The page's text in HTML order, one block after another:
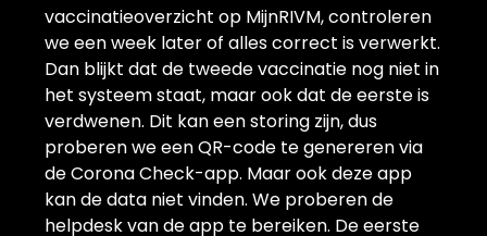
vaccinatieoverzicht op MijnRIVM, controleren
we een week later of alles correct is verwerkt.
Dan blijkt dat de tweede vaccinatie nog niet in
het systeem staat, maar ook dat de eerste is
verdwenen. Dit kan een storing zijn, dus
proberen we een QR-code te genereren via
de Corona Check-app. Maar ook deze app
kan de data niet vinden. We proberen de
helpdesk van de app te bereiken. De eerste